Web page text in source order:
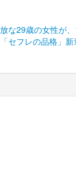
な29歳の女性が
セフレの品格」新